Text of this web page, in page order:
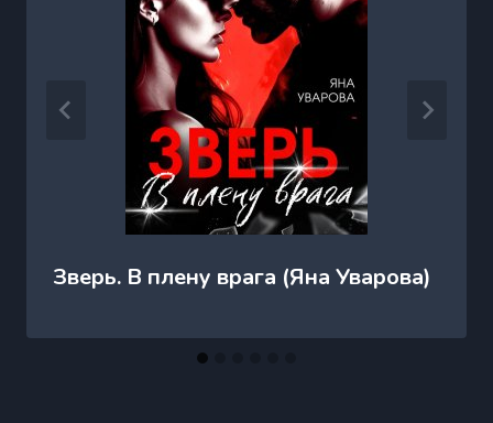
Зверь. В плену врага (Яна Уварова)